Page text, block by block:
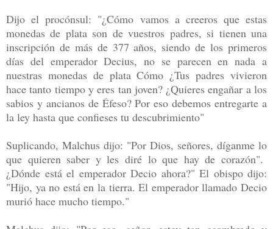
Dijo el procónsul: "¿Cómo vamos a creeros que estas
monedas de plata son de vuestros padres, si tienen una
inscripción de más de 377 años, siendo de los primeros
días del emperador Decius, no se parecen en nada a
nuestras monedas de plata Cómo ¿Tus padres vivieron
hace tanto tiempo y eres tan joven? ¿Quieres engañar a los
sabios y ancianos de Éfeso? Por eso debemos entregarte a
la ley hasta que confieses tu descubrimiento"
Suplicando, Malchus dijo: "Por Dios, señores, díganme lo
que quieren saber y les diré lo que hay de corazón".
¿Dónde está el emperador Decio ahora?" El obispo dijo:
"Hijo, ya no está en la tierra. El emperador llamado Decio
murió hace mucho tiempo."